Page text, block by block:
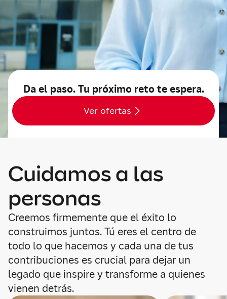
Da el paso. Tu próximo reto te espera.
Ver ofertas
Cuidamos a las
personas
Creemos firmemente que el éxito lo
construimos juntos. Tú eres el centro de
todo lo que hacemos y cada una de tus
contribuciones es crucial para dejar un
legado que inspire y transforme a quienes
vienen detrás.